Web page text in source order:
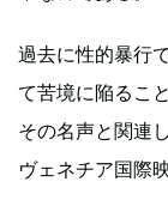
過去に性的暴行
て苦境に陥るこ
その名声と関連
ヴェネチア国際